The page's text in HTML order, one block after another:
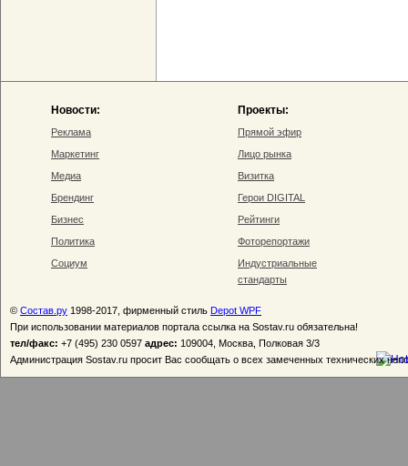
Новости:
Реклама
Маркетинг
Медиа
Брендинг
Бизнес
Политика
Социум
Проекты:
Прямой эфир
Лицо рынка
Визитка
Герои DIGITAL
Рейтинги
Фоторепортажи
Индустриальные
стандарты
© Состав.ру 1998-2017, фирменный стиль Depot WPF
При использовании материалов портала ссылка на Sostav.ru обязательна!
тел/факс: +7 (495) 230 0597 адрес: 109004, Москва, Полковая 3/3
Администрация Sostav.ru просит Вас сообщать о всех замеченных технических